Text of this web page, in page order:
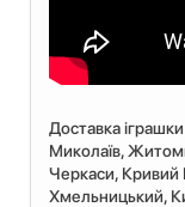
Доставка
Миколаїв,
Черкаси, Кривий
Хмельницький,